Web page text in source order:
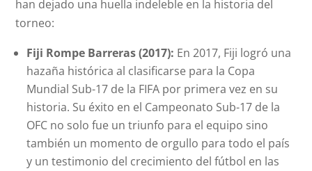
han dejado una huella indeleble en la historia del
torneo:
Fiji Rompe Barreras (2017): En 2017, Fiji logró una
hazaña histórica al clasificarse para la Copa
Mundial Sub-17 de la FIFA por primera vez en su
historia. Su éxito en el Campeonato Sub-17 de la
OFC no solo fue un triunfo para el equipo sino
también un momento de orgullo para todo el país
y un testimonio del crecimiento del fútbol en las